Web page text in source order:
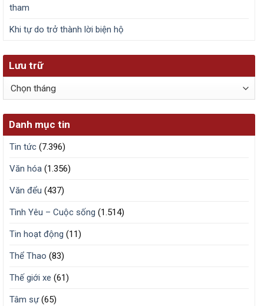
tham
Khi tự do trở thành lời biện hộ
Lưu trữ
Lưu
Danh mục tin
Tin tức (7.396)
Văn hóa (1.356)
Văn đểu (437)
Tình Yêu – Cuộc sống (1.514)
Tin hoạt động (11)
Thể Thao (83)
Thế giới xe (61)
Tâm sự(65)